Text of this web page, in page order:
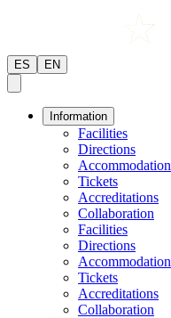
ES EN
Information
Facilities
Directions
Accommodation
Tickets
Accreditations
Collaboration
Facilities
Directions
Accommodation
Tickets
Accreditations
Collaboration